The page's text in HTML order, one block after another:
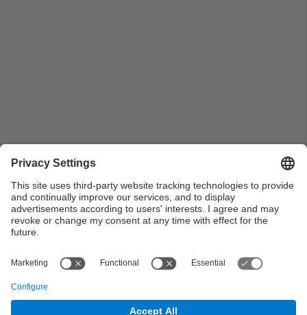
Pla general de l'aguantallibres de l'església romànica
de Santa Maria de Taüll en la prestatgeria
View all